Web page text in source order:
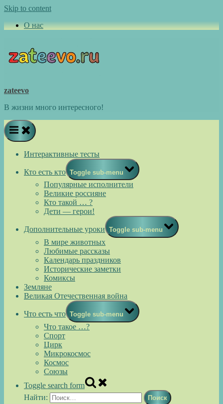
Skip to content
О нас
zateevo
В жизни много интересного!
Интерактивные тесты
Кто есть кто Toggle sub-menu
Популярные исполнители
Великие россияне
Кто такой … ?
Дети — герои!
Дополнительные уроки Toggle sub-menu
В мире животных
Любимые рассказы
Календарь праздников
Исторические заметки
Комиксы
Земляне
Великая Отечественная война
Что есть что Toggle sub-menu
Что такое …?
Спорт
Цирк
Микрокосмос
Космос
Союзы
Toggle search form
Найти: